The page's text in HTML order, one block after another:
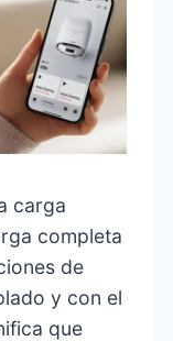
carga
completa
de
y con el
que